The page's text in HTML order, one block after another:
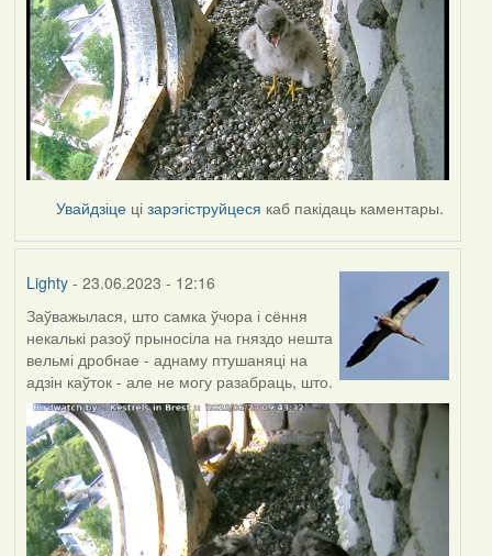
Увайдзіце цізарэгіструйцеся каб пакідаць каментары.
Lighty- 23.06.2023 - 12:16
Заўважылася, што самка ўчора і сёння
некалькі разоў прыносіла на гняздо нешта
вельмі дробнае - аднаму птушаняці на
адзін каўток - але не могу разабраць, што.